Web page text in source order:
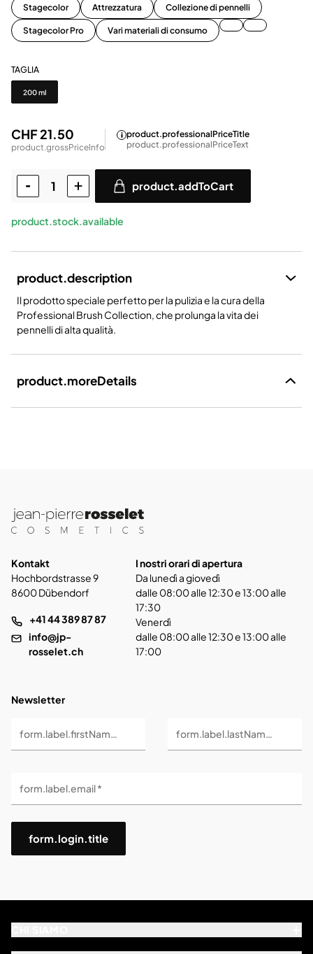
Stagecolor Attrezzatura Collezione di pennelli
Stagecolor Pro Vari materiali di consumo
TAGLIA
Taglia
200 ml
CHF 21.50
product.grossPriceInfo
product.professionalPriceTitle
product.professionalPriceText
product.addToCart
product.stock.available
product.description
Il prodotto speciale perfetto per la pulizia e la cura della
Professional Brush Collection, che prolunga la vita dei
pennelli di alta qualità.
product.moreDetails
Kontakt
Hochbordstrasse 9
8600 Dübendorf
+41 44 389 87 87
info@jp-
rosselet.ch
I nostri orari di apertura
Da lunedì a giovedì
dalle 08:00 alle 12:30 e 13:00 alle
17:30
Venerdì
dalle 08:00 alle 12:30 e 13:00 alle
17:00
Newsletter
form.label.firstName * form.label.lastName *
form.label.email *
form.login.title